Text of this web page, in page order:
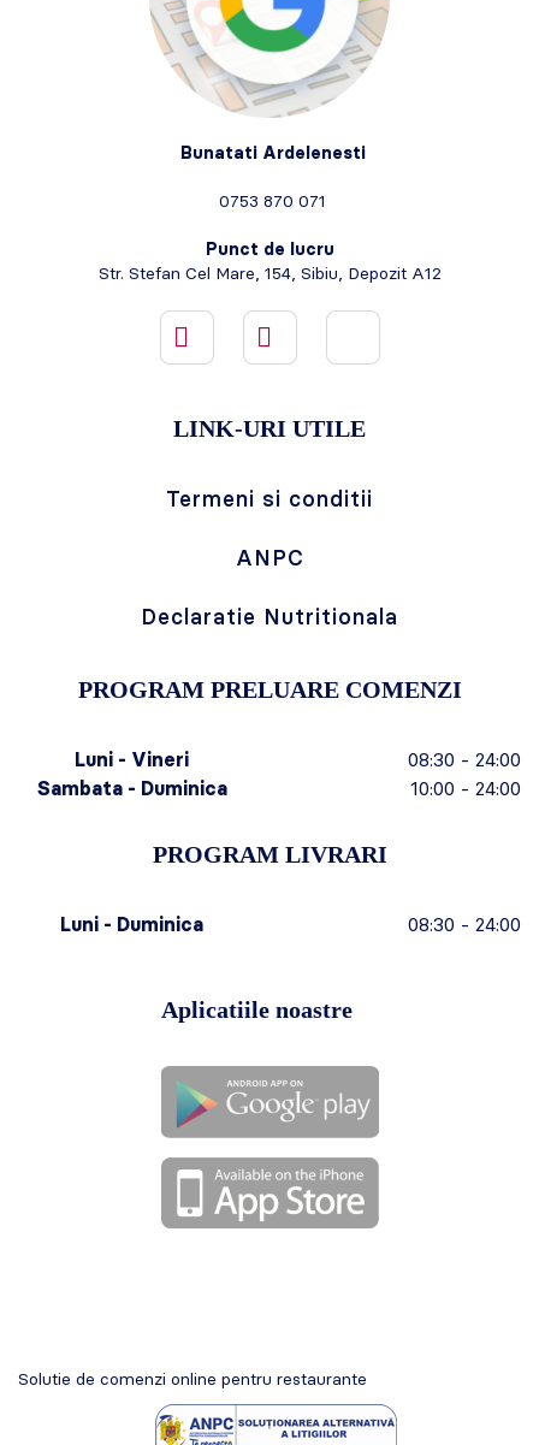
Bunatati Ardelenesti
0753 870 071
Punct de lucru
Str. Stefan Cel Mare, 154, Sibiu, Depozit A12
LINK-URI UTILE
Termeni si conditii
ANPC
Declaratie Nutritionala
PROGRAM PRELUARE COMENZI
Luni - Vineri
08:30 - 24:00
Sambata - Duminica
10:00 - 24:00
PROGRAM LIVRARI
Luni - Duminica 08:30 - 24:00
Aplicatiile noastre
Solutie de comenzi online pentru restaurante